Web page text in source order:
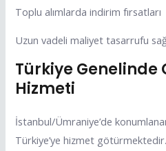
Toplu alımlarda indirim fırsatları
Uzun vadeli maliyet tasarrufu
Türkiye Genelinde
Hizmeti
İstanbul/Ümraniye’de
Türkiye’ye hizmet